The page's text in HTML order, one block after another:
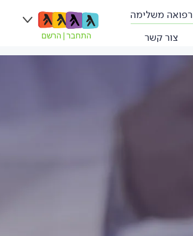
רפואה משלימה
צור קשר התחבר הרשם